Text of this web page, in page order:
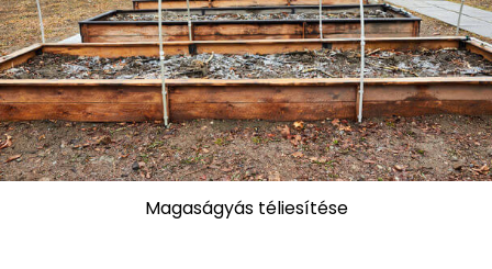
Magaságyás téliesítése